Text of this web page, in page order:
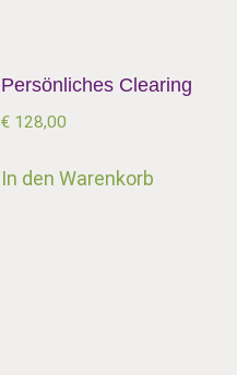
Persönliches Clearing
€ 128,00
In den Warenkorb